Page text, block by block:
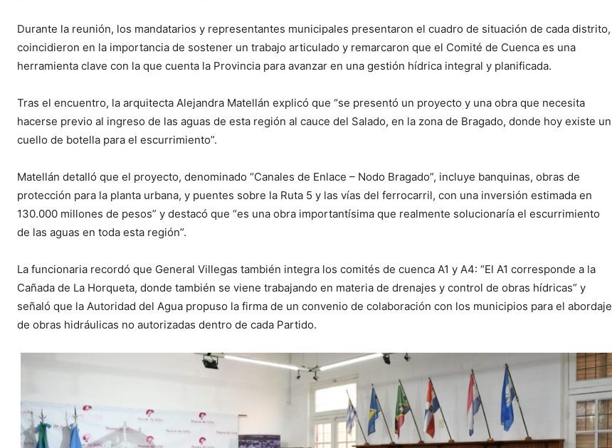
Durante la reunión, los mandatarios y representantes municipales presentaron el cuadro de situación de cada distrito,
coincidieron en la importancia de sostener un trabajo articulado y remarcaron que el Comité de Cuenca es una
herramienta clave con la que cuenta la Provincia para avanzar en una gestión hídrica integral y planificada.
Tras el encuentro, la arquitecta Alejandra Matellán explicó que “se presentó un proyecto y una obra que necesita
hacerse previo al ingreso de las aguas de esta región al cauce del Salado, en la zona de Bragado, donde hoy existe un
cuello de botella para el escurrimiento”.
Matellán detalló que el proyecto, denominado “Canales de Enlace – Nodo Bragado”, incluye banquinas, obras de
protección para la planta urbana, y puentes sobre la Ruta 5 y las vías del ferrocarril, con una inversión estimada en
130.000 millones de pesos” y destacó que “es una obra importantísima que realmente solucionaría el escurrimiento
de las aguas en toda esta región”.
La funcionaria recordó que General Villegas también integra los comités de cuenca A1 y A4: “El A1 corresponde a la
Cañada de La Horqueta, donde también se viene trabajando en materia de drenajes y control de obras hídricas” y
señaló que la Autoridad del Agua propuso la firma de un convenio de colaboración con los municipios para el abordaje
de obras hidráulicas no autorizadas dentro de cada Partido.